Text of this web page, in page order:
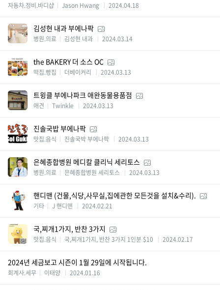
자동차.정비.바디샵 Jason Hwang 2024.04.18
김성현 내과 부에나팍
병원.의료 김성현 내과 2024.03.14
the BAKERY 더 소스 OC
떡집.빵집 더베이커리 2024.03.13
트윙클 부에나파크 애완동물용품점
애견 Twinkle 2024.03.13
진솔국밥 부에나팍
맛집.음식 진솔국박 부에나팍 2024.03.13
은혜종합병원 메디칼 클리닉 세리토스
병원.의료 은혜종합병원 세리토스 2024.03.13
핸디맨 (건물,식당,사무실,집에관한 모든것을 설치&수리).
기타 J 핸디맨 2024.02.21
국,찌개1가지, 반찬 3가지
맛집.음식 국,찌개1가지, 반찬 3가지 1인분 $10 2024.02.17
2024년 세금보고 시즌이 1월 29일에 시작됩니다.
회계사.세무 이태양 2024.01.16